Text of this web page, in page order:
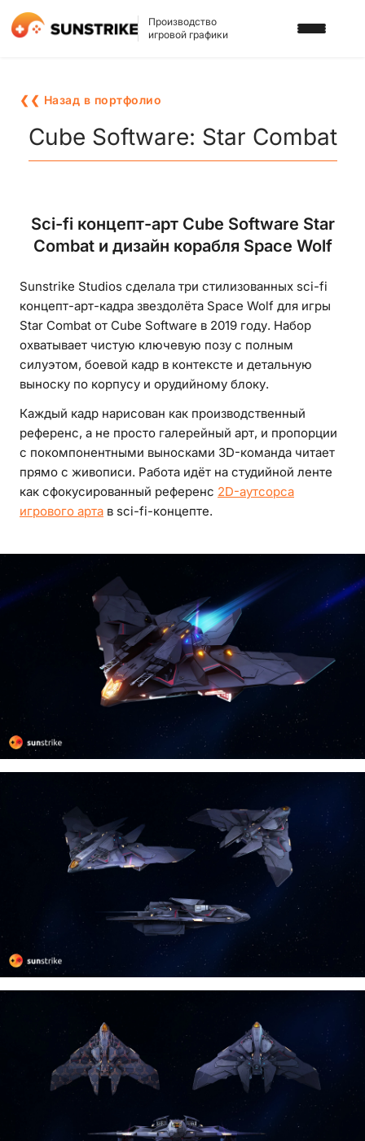
Производство
игровой графики
3D АРТ ДЛЯ ИГР
2D АРТ ДЛЯ ИГР
3D ПЕРСОНАЖИ
2D ПЕРСОНАЖИ
ИГРОВАЯ РЕКЛАМА
ФОНЫ И ЛОКАЦИИ
ИГРОВОЙ АРТ С ИИ
ПОРТФОЛИО
КАРЬЕРА
НАПИСАТЬ НАМ
❮❮ Назад в портфолио
Cube Software: Star Combat
Sci-fi концепт-арт Cube Software Star
Combat и дизайн корабля Space Wolf
Sunstrike Studios сделала три стилизованных sci-fi
концепт-арт-кадра звездолёта Space Wolf для игры
Star Combat от Cube Software в 2019 году. Набор
охватывает чистую ключевую позу с полным
силуэтом, боевой кадр в контексте и детальную
выноску по корпусу и орудийному блоку.
Каждый кадр нарисован как производственный
референс, а не просто галерейный арт, и пропорции
с покомпонентными выносками 3D-команда читает
прямо с живописи. Работа идёт на студийной ленте
как сфокусированный референс 2D-аутсорса
игрового арта в sci-fi-концепте.